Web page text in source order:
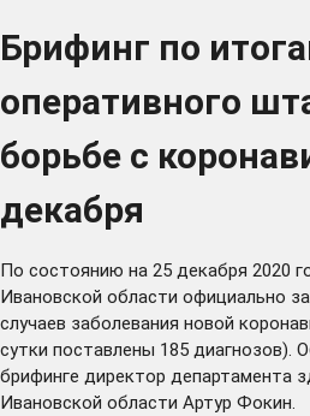
Брифинг по
оперативного
борьбе с
декабря
По состоянию на 25 декабря 2020
Ивановской области официально
случаев заболевания новой
сутки поставлены 185 диагнозов).
брифинге директор департамента
Ивановской области Артур Фокин.